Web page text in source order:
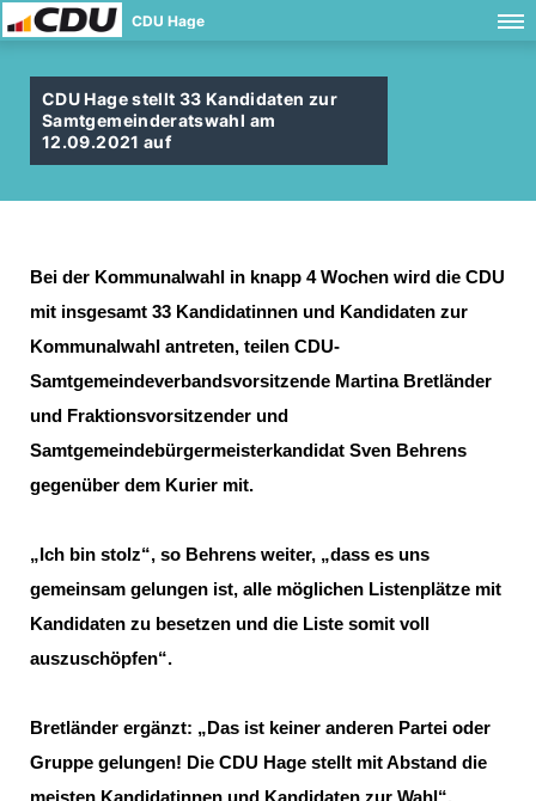
CDU Hage
CDU Hage stellt 33 Kandidaten zur
Samtgemeinderatswahl am
12.09.2021 auf
Bei der Kommunalwahl in knapp 4 Wochen wird die CDU
mit insgesamt 33 Kandidatinnen und Kandidaten zur
Kommunalwahl antreten, teilen CDU-
Samtgemeindeverbandsvorsitzende Martina Bretländer
und Fraktionsvorsitzender und
Samtgemeindebürgermeisterkandidat Sven Behrens
gegenüber dem Kurier mit.
Ich bin stolz“, so Behrens weiter, „dass es uns
gemeinsam gelungen ist, alle möglichen Listenplätze mit
Kandidaten zu besetzen und die Liste somit voll
auszuschöpfen“.
Bretländer ergänzt: „Das ist keiner anderen Partei oder
Gruppe gelungen! Die CDU Hage stellt mit Abstand die